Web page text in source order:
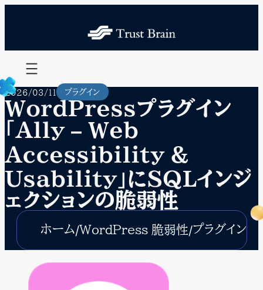
キ
2026/03/11 プラグイン
WordPressプラグイン
「Ally – Web
Accessibility &
Usability」にSQLインジ
ェクションの脆弱性
ホーム WordPress 脆弱性 プラグイン